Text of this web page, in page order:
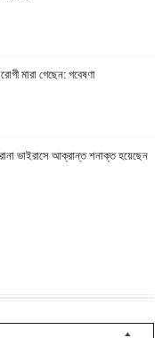
মারা গেছেন: গবেষণা
ভাইরাসে আক্রান্ত শনাক্ত হয়েছেন